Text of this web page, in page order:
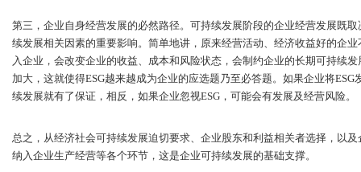
第三，企业自身经营发展的必然路径。可持续发展阶段的企业经营发展既
续发展相关因素的重要影响。简单地讲，原来经营活动、经济收益好的企
入企业，会改变企业的收益、成本和风险状态，会制约企业的长期可持续
加大，这就使得ESG越来越成为企业的应选题乃至必答题。如果企业将
续发展就有了保证，相反，如果企业忽视ESG，可能会有发展及经营风险。
总之，从经济社会可持续发展迫切要求、企业股东和利益相关者选择，以
纳入企业生产经营等各个环节，这是企业可持续发展的基础支撑。